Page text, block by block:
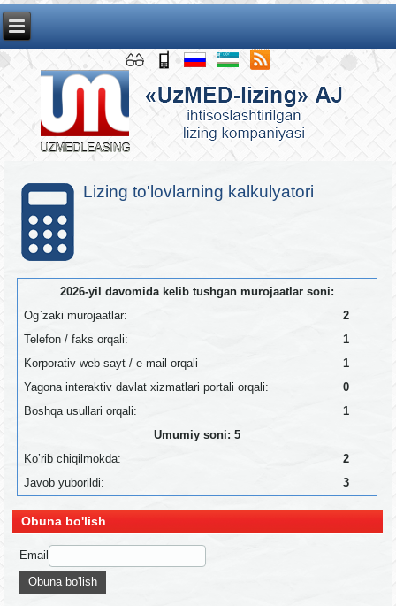
Lizing to'lovlarning kalkulyatori
2026-yil davomida kelib tushgan murojaatlar soni:
Og`zaki murojaatlar:
2
Telefon / faks orqali:
1
Korporativ web-sayt / e-mail orqali
1
Yagona interaktiv davlat xizmatlari portali orqali:
0
Boshqa usullari orqali:
1
Umumiy soni: 5
Ko’rib chiqilmokda:
2
Javob yuborildi:
3
Obuna bo'lish
Email